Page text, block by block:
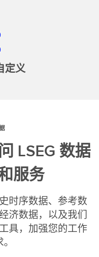
定义
LSEG 数据
服务
时序数据、参考数
济数据，以及我们
具，加强您的工作